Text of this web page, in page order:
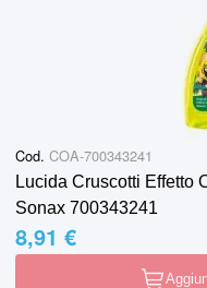
Cod. COA-700343241
Lucida Cruscotti Effetto
Sonax 700343241
8,91 €